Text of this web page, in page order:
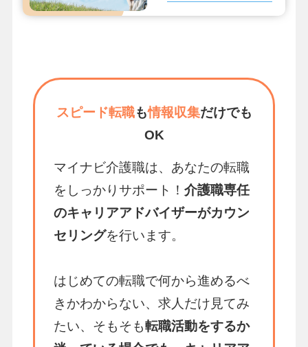
スピード転職も情報収集だけでも
OK
マイナビ介護職は、あなたの転職
をしっかりサポート！ 介護職専任
のキャリアアドバイザーがカウン
セリングを行います。
はじめての転職で何から進めるべ
きかわからない、求人だけ見てみ
たい、そもそも転職活動をするか